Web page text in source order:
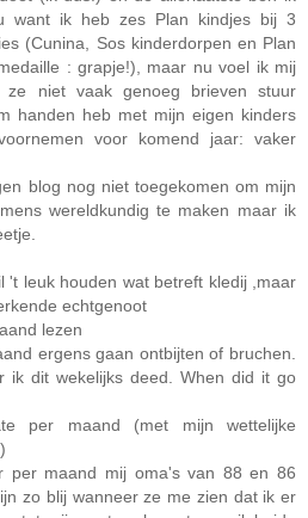
want ik heb zes Plan kindjes bij 3
(Cunina, Sos kinderdorpen en Plan
: grapje!), maar nu voel ik mij
niet vaak genoeg brieven stuur
handen heb met mijn eigen kinders
voor komend jaar: vaker
blog nog niet toegekomen om mijn
wereldkundig te maken maar ik
't leuk houden wat betreft kledij ,maar
echtgenoot
lezen
ergens gaan ontbijten of bruchen.
ik dit wekelijks deed. When did it go
per maand (met mijn wettelijke
per maand mij oma's van 88 en 86
zo blij wanneer ze me zien dat ik er